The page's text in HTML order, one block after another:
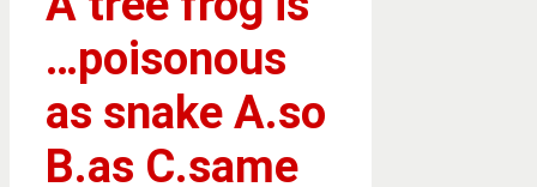
…poisonous
as snake A.so
B.as C.same